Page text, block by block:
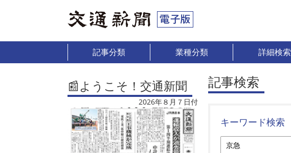
記事分類 業種分類 詳細検索
📰ようこそ！交通新聞
2026年８月７日付
記事検索
キーワード検索